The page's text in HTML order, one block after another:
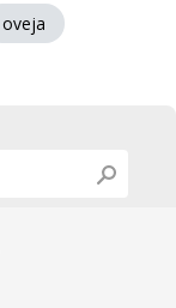
oveja